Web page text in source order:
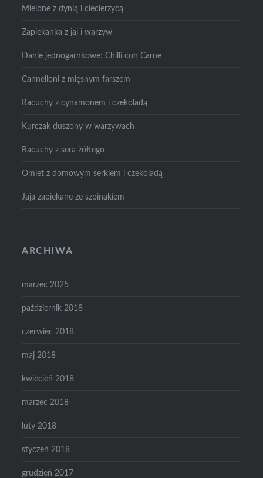
Mielone z dynią i ciecierzycą
Zapiekanka z jaj i warzyw
Danie jednogarnkowe: Chilli con Carne
Cannelloni z mięsnym farszem
Racuchy z cynamonem i czekoladą
Kurczak duszony w warzywach
Racuchy z sera żółtego
Omlet z domowym serkiem i czekoladą
Jaja zapiekane ze szpinakiem
ARCHIWA
marzec 2025
październik 2018
czerwiec 2018
maj 2018
kwiecień 2018
marzec 2018
luty 2018
styczeń 2018
grudzień 2017